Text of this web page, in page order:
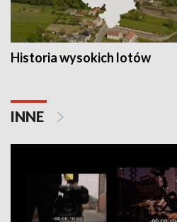
Historia wysokich lotów
INNE